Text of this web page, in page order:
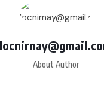
About Author